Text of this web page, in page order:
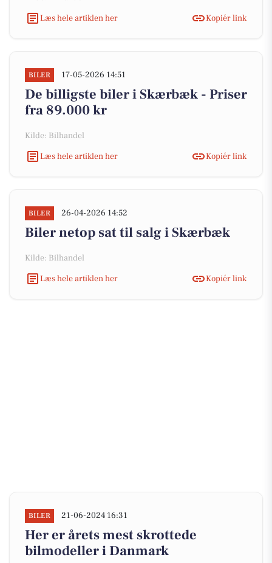
Læs hele artiklen her
Kopiér link
BILER 17-05-2026 14:51
De billigste biler i Skærbæk - Priser
fra 89.000 kr
Kilde: Bilhandel
Læs hele artiklen her
Kopiér link
BILER 26-04-2026 14:52
Biler netop sat til salg i Skærbæk
Kilde: Bilhandel
Læs hele artiklen her
Kopiér link
BILER 21-06-2024 16:31
Her er årets mest skrottede
bilmodeller i Danmark